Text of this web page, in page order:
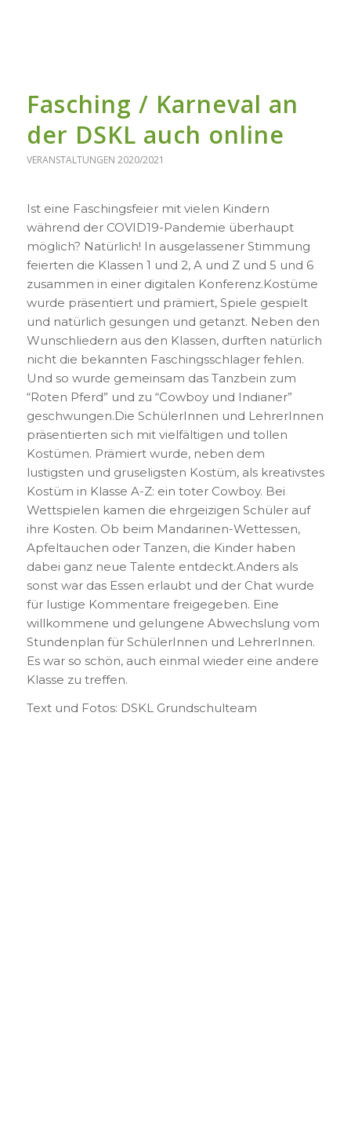
Fasching / Karneval an
der DSKL auch online
VERANSTALTUNGEN 2020/2021
Ist eine Faschingsfeier mit vielen Kindern
während der COVID19-Pandemie überhaupt
möglich? Natürlich! In ausgelassener Stimmung
feierten die Klassen 1 und 2, A und Z und 5 und 6
zusammen in einer digitalen Konferenz.Kostüme
wurde präsentiert und prämiert, Spiele gespielt
und natürlich gesungen und getanzt. Neben den
Wunschliedern aus den Klassen, durften natürlich
nicht die bekannten Faschingsschlager fehlen.
Und so wurde gemeinsam das Tanzbein zum
“Roten Pferd” und zu “Cowboy und Indianer”
geschwungen.Die SchülerInnen und LehrerInnen
präsentierten sich mit vielfältigen und tollen
Kostümen. Prämiert wurde, neben dem
lustigsten und gruseligsten Kostüm, als kreativstes
Kostüm in Klasse A-Z: ein toter Cowboy. Bei
Wettspielen kamen die ehrgeizigen Schüler auf
ihre Kosten. Ob beim Mandarinen-Wettessen,
Apfeltauchen oder Tanzen, die Kinder haben
dabei ganz neue Talente entdeckt.Anders als
sonst war das Essen erlaubt und der Chat wurde
für lustige Kommentare freigegeben. Eine
willkommene und gelungene Abwechslung vom
Stundenplan für SchülerInnen und LehrerInnen.
Es war so schön, auch einmal wieder eine andere
Klasse zu treffen.
Text und Fotos: DSKL Grundschulteam